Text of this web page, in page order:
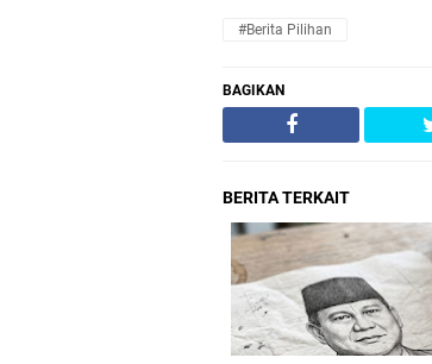
#Berita Pilihan
BAGIKAN
BERITA TERKAIT